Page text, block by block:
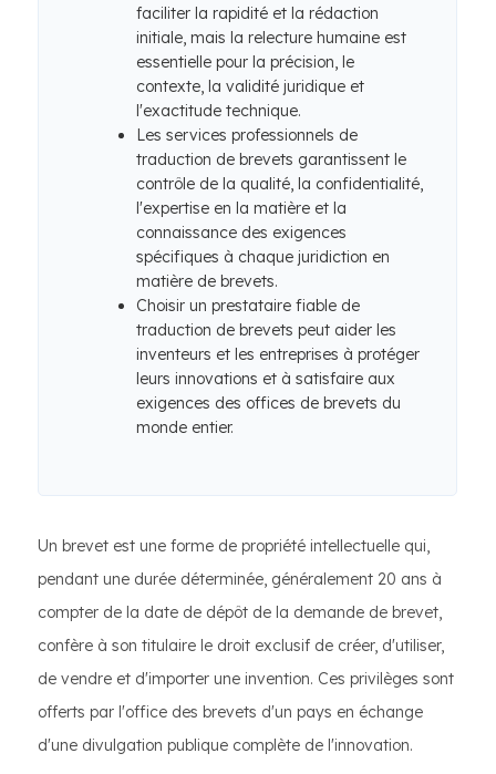
faciliter la rapidité et la rédaction
initiale, mais la relecture humaine est
essentielle pour la précision, le
contexte, la validité juridique et
l'exactitude technique.
Les services professionnels de
traduction de brevets garantissent le
contrôle de la qualité, la confidentialité,
l'expertise en la matière et la
connaissance des exigences
spécifiques à chaque juridiction en
matière de brevets.
Choisir un prestataire fiable de
traduction de brevets peut aider les
inventeurs et les entreprises à protéger
leurs innovations et à satisfaire aux
exigences des offices de brevets du
monde entier.
Un brevet est une forme de propriété intellectuelle qui,
pendant une durée déterminée, généralement 20 ans à
compter de la date de dépôt de la demande de brevet,
confère à son titulaire le droit exclusif de créer, d'utiliser,
de vendre et d'importer une invention. Ces privilèges sont
offerts par l'office des brevets d'un pays en échange
d'une divulgation publique complète de l'innovation.